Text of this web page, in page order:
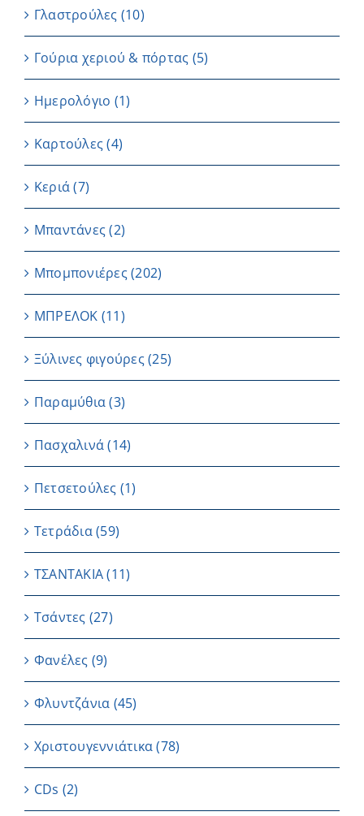
Γλαστρούλες (10)
Γούρια χεριού & πόρτας (5)
Ημερολόγιο (1)
Καρτούλες (4)
Κεριά (7)
Μπαντάνες (2)
Μπομπονιέρες(202)
ΜΠΡΕΛΟΚ (11)
Ξύλινες φιγούρες(25)
Παραμύθια (3)
Πασχαλινά (14)
Πετσετούλες (1)
Τετράδια(59)
ΤΣΑΝΤΑΚΙΑ (11)
Τσάντες (27)
Φανέλες (9)
Φλυντζάνια (45)
Χριστουγεννιάτικα(78)
CDs (2)